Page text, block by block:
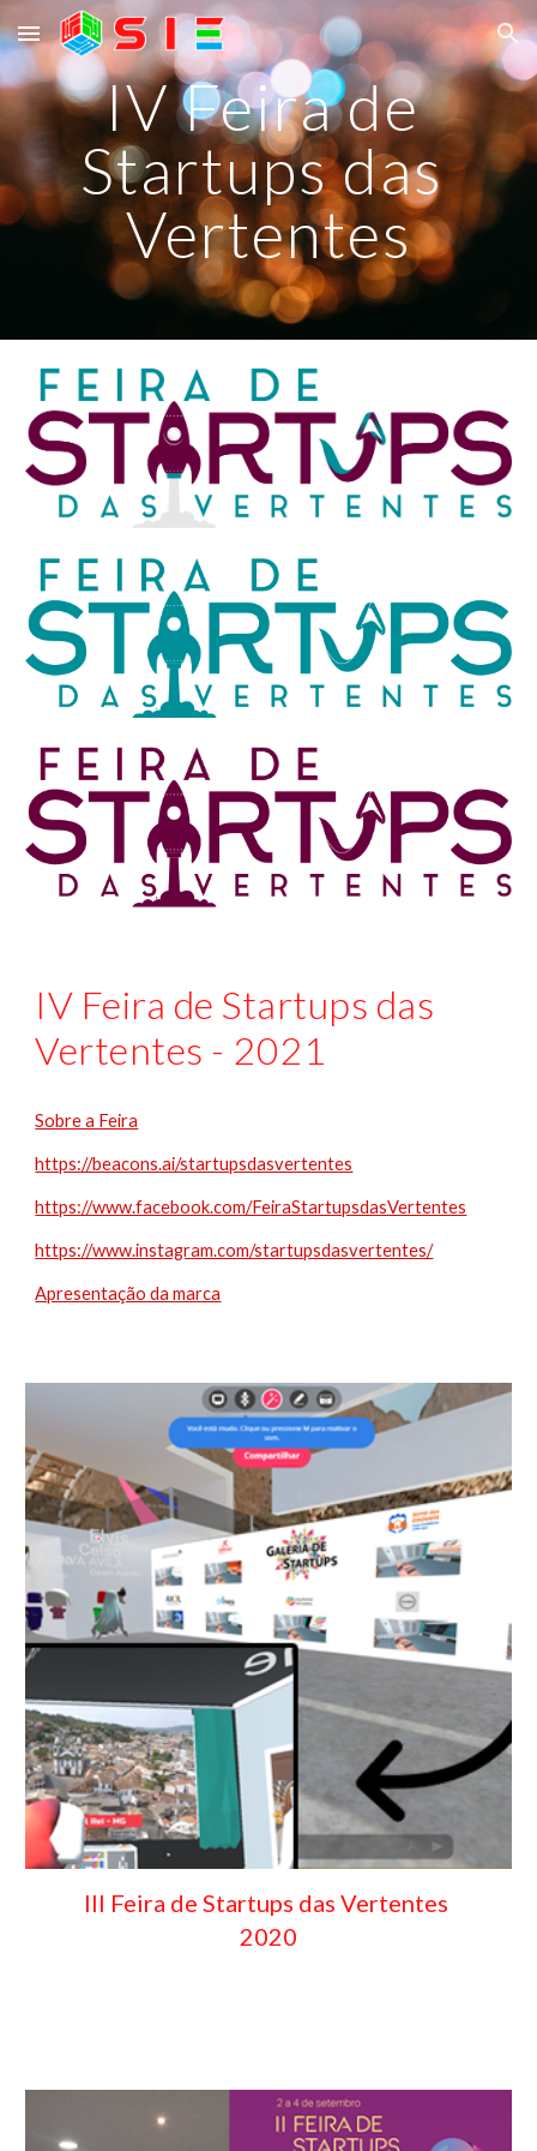
Skip to main content Skip to navigation
IV Feira de
Startups das
Vertentes
IV Feira de Startups das
Vertentes - 2021
Sobre a Feira
https://beacons.ai/startupsdasvertentes
https://www.facebook.com/FeiraStartupsdasVertentes
https://www.instagram.com/startupsdasvertentes/
Apresentação da marca
III Feira de Startups das Vertentes
2020